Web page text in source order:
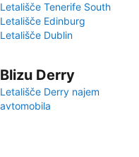
Letališče Tenerife South
Letališče Edinburg
Letališče Dublin
Blizu Derry
Letališče Derry najem
avtomobila